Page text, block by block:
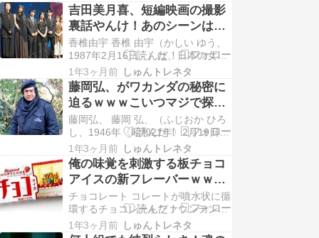
ています。芸能界での苦い経験を包
み隠さず語ることは、若い学生たち
にとって貴重な教訓となるでしょ
う。彼女の講義がどのように展開さ
れるのか、今から楽しみで仕方あり
ません。 続きを読む
吉田美月喜、短編映画の撮影
裏話やんけ！あのシーンは見
逃せんで！
香椎由宇 香椎 由宇（かしい ゆう、
1987年2月16日 - ）は、日本の女
優。本名、小田切 悠子（おだぎり
ゆうこ）[要出典]。旧姓、香椎[要出
典]。夫は俳優のオダギリジョー。
神奈川県綾瀬市出身。ホリプロ所
属。日出高等学校、目白大学外国語
学部英米語学科卒業。身長164cm。
…
1年3ヶ月前 しゅんトレネタ
藤岡弘、がワカンダの秘密に
迫るｗｗｗこいつマジで探検
する気か？ｗｗｗ
藤岡弘、 藤岡 弘、（ふじおか ひろ
し、1946年〈昭和21年〉2月19日 -
）は、日本の俳優、タレント、武道
家、声優、歌手、探検家、実業家。
本名は藤岡 邦弘（ふじおか くにひ
ろ）。旧芸名は藤岡 弘（読み同
じ）。 1971年から1973年にかけて
放送された特撮テレビドラマ『仮…
1年3ヶ月前 しゅんトレネタ
俺の味覚を刺激する板チョコ
アイスの新フレーバーｗｗｗ
バースデーショートケーキ
味！
チョコレート コレートが噴水状に循
環するチョコレートファウンテンと
いった使用法もある。 板チョコレー
トとは、チョコレート生地を型に流
1年3ヶ月前 しゅんトレネタ